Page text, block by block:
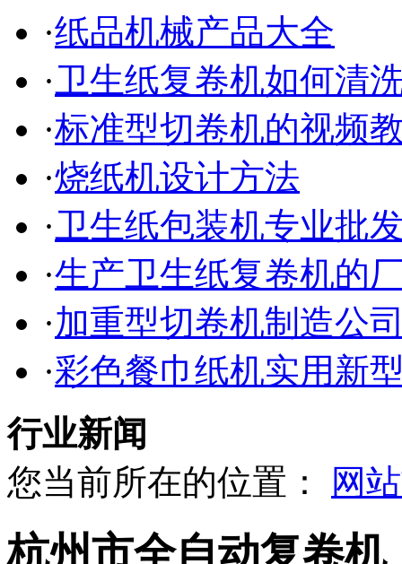
·纸品机械产品大全
·卫生纸复卷机如何清
·标准型切卷机的视频
·烧纸机设计方法
·卫生纸包装机专业批
·生产卫生纸复卷机的
·加重型切卷机制造公
·彩色餐巾纸机实用新
行业新闻
您当前所在的位置：
网
杭州市全自动复卷机